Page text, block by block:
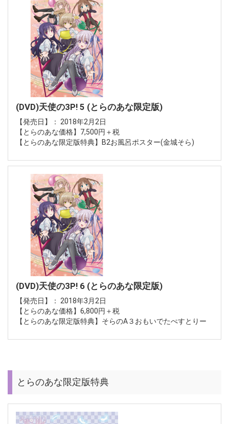
(DVD)天使の3P! 5 (とらのあな限定版)
【発売日】： 2018年2月2日
【とらのあな価格】7,500円＋税
【とらのあな限定版特典】B2お風呂ポスター(金城そら)
(DVD)天使の3P! 6 (とらのあな限定版)
【発売日】： 2018年3月2日
【とらのあな価格】6,800円＋税
【とらのあな限定版特典】そらのA３おもいでたぺすとりー
とらのあな限定版特典